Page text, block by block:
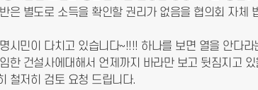
은 별도로 소득을 확인할 권리가 없음을 협의회 자체
시민이 다치고 있습니다~!!!! 하나를 보면 열을 안다라
한 건설사에대해서 언제까지 바라만 보고 뒷짐지고
철저히 검토 요청 드립니다.